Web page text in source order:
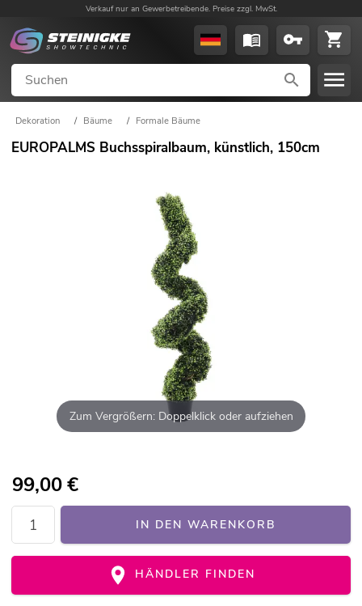
Verkauf nur an Gewerbetreibende. Preise zzgl. MwSt.
Dekoration / Bäume / Formale Bäume
EUROPALMS Buchsspiralbaum, künstlich, 150cm
Zum Vergrößern: Doppelklick oder aufziehen
99,00€
IN DEN WARENKORB
HÄNDLER FINDEN